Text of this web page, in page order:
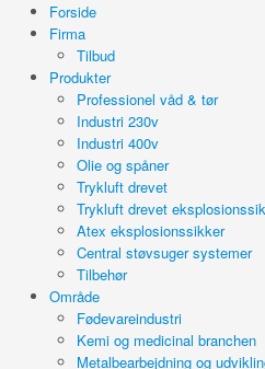
Forside
Firma
Tilbud
Produkter
Professionel våd & tør
Industri 230v
Industri 400v
Olie og spåner
Trykluft drevet
Trykluft drevet
Atex eksplosionssikker
Central støvsuger systemer
Tilbehør
Område
Fødevareindustri
Kemi og medicinal branchen
Metalbearbejdning og